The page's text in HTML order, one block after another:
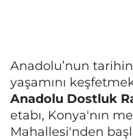
Anadolu’nun
yaşamını
Anadolu Dostluk
etabı, Konya'nın
Mahallesi'nden